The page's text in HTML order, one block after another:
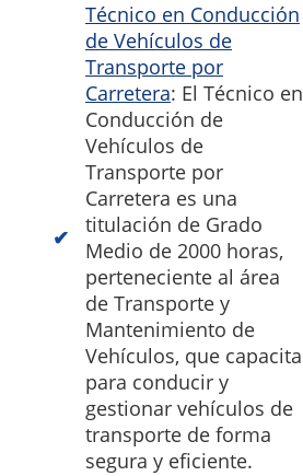
Técnico en Conducción
de Vehículos de
Transporte por
Carretera: El Técnico en
Conducción de
Vehículos de
Transporte por
Carretera es una
titulación de Grado
Medio de 2000 horas,
perteneciente al área
de Transporte y
Mantenimiento de
Vehículos, que capacita
para conducir y
gestionar vehículos de
transporte de forma
segura y eficiente.